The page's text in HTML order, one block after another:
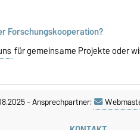
Forschungskooperation?
für gemeinsame Projekte oder
-Ansprechpartner: